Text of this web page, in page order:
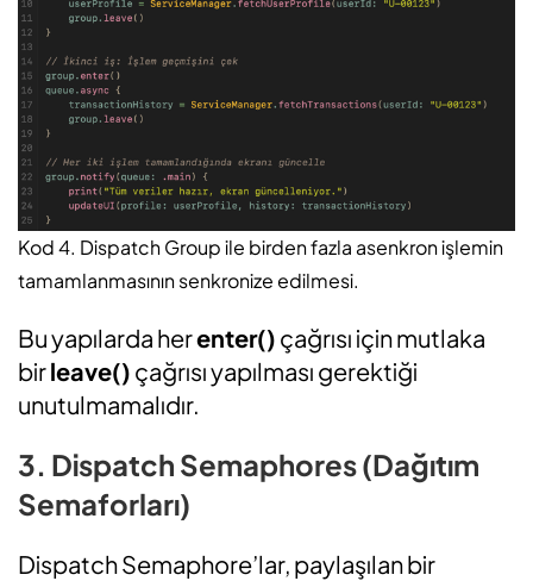
Kod 4. Dispatch Group ile birden fazla asenkron işlemin
tamamlanmasının senkronize edilmesi.
Bu yapılarda herenter() çağrısı için mutlaka
birleave() çağrısı yapılması gerektiği
unutulmamalıdır.
3. Dispatch Semaphores (Dağıtım
Semaforları)
Dispatch Semaphore’lar, paylaşılan bir